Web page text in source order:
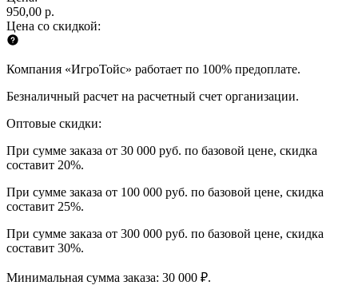
950,00 р.
Цена со скидкой:
Компания «ИгроТойс» работает по 100% предоплате.
Безналичный расчет на расчетный счет организации.
Оптовые скидки:
При сумме заказа от 30 000 руб. по базовой цене, скидка
составит 20%.
При сумме заказа от 100 000 руб. по базовой цене, скидка
составит 25%.
При сумме заказа от 300 000 руб. по базовой цене, скидка
составит 30%.
Минимальная сумма заказа: 30 000 ₽.